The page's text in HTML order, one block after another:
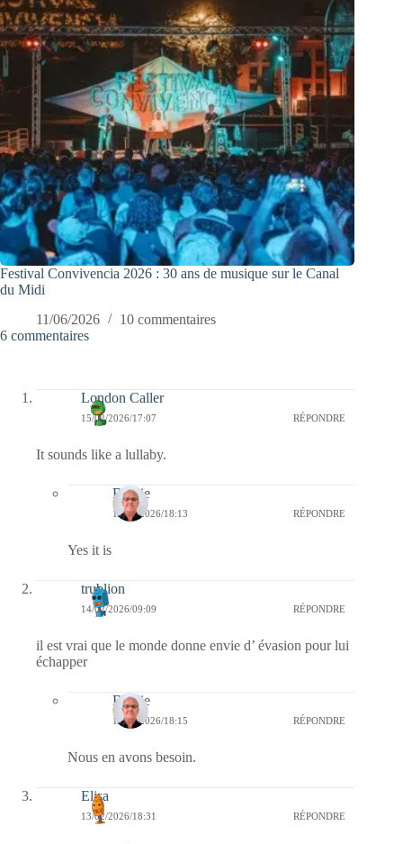
Festival Convivencia 2026 : 30 ans de musique sur le Canal
du Midi
11/06/2026
10 commentaires
6 commentaires
London Caller
15/02/2026/17:07 RÉPONDRE
It sounds like a lullaby.
Bernie
15/02/2026/18:13 RÉPONDRE
Yes it is
trublion
14/02/2026/09:09 RÉPONDRE
il est vrai que le monde donne envie d’ évasion pour lui
échapper
Bernie
15/02/2026/18:15 RÉPONDRE
Nous en avons besoin.
Elisa
13/02/2026/18:31 RÉPONDRE